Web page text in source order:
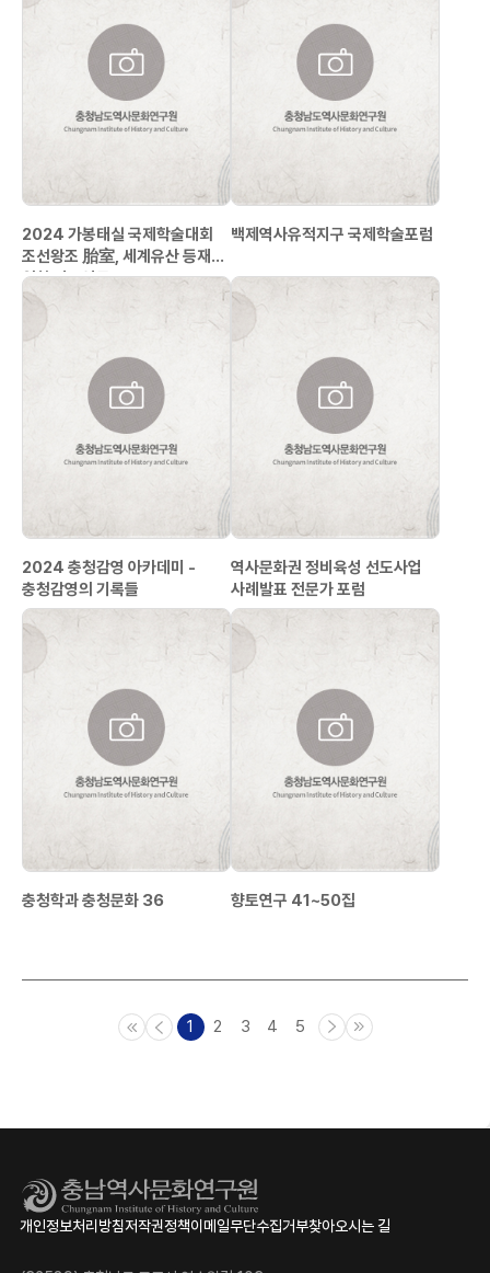
2024 가봉태실 국제학술대회
조선왕조 胎室, 세계유산 등재를
위한 비교연구
백제역사유적지구 국제학술포럼
2024 충청감영 아카데미 -
충청감영의 기록들
역사문화권 정비육성 선도사업
사례발표 전문가 포럼
충청학과 충청문화 36 향토연구 41~50집
1 2 3 4 5
개인정보처리방침저작권정책이메일무단수집거부찾아오시는 길